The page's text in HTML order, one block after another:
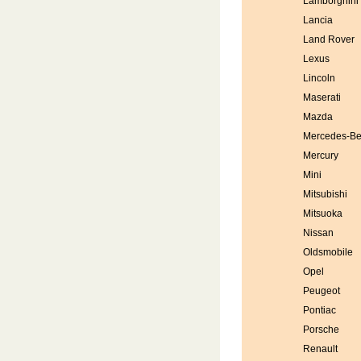
Lancia
Land Rover
Lexus
Lincoln
Maserati
Mazda
Mercedes-
Mercury
Mini
Mitsubishi
Mitsuoka
Nissan
Oldsmobile
Opel
Peugeot
Pontiac
Porsche
Renault